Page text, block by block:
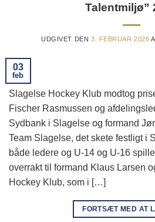
Talentmiljø”
UDGIVET DEN 3. FEBRUAR 2026
03
feb
Slagelse Hockey Klub modtog
Fischer Rasmussen og
Sydbank i Slagelse og formand
Team Slagelse, det skete festligt i
både ledere og U-14 og U-16
overrakt til formand Klaus Larsen
Hockey Klub, som i […]
FORTSÆT MED AT